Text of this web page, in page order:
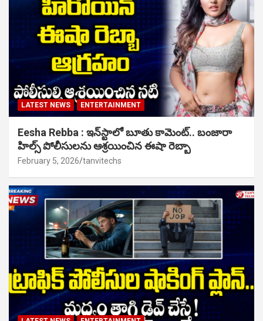
LATEST NEWS ENTERTAINMENT
Eesha Rebba : ఇన్‌స్టాలో బూతు కామెంట్.. బంజారా
హిల్స్ పోలీసులను ఆశ్రయించిన ఈషా రెబ్బా
February 5, 2026 tanvitechs